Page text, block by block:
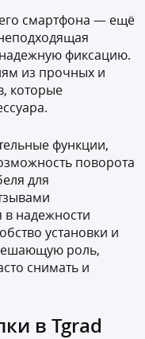
смартфона — ещё
фиксацию.
из прочных и
которые
функции,
поворота
для
в надежности
установки и
роль,
снимать и
в Tgrad